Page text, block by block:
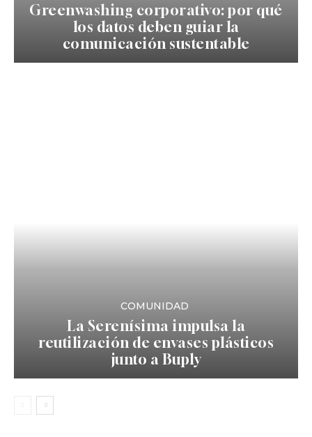
Greenwashing corporativo: por qué
los datos deben guiar la
comunicación sustentable
COMUNIDAD
La Serenísima impulsa la
reutilización de envases plásticos
junto a Buply